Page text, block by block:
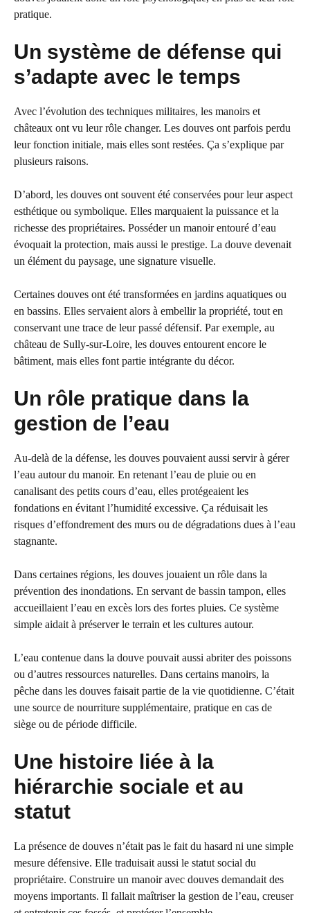
pratique.
Un système de défense qui
s’adapte avec le temps
Avec l’évolution des techniques militaires, les manoirs et
châteaux ont vu leur rôle changer. Les douves ont parfois perdu
leur fonction initiale, mais elles sont restées. Ça s’explique par
plusieurs raisons.
D’abord, les douves ont souvent été conservées pour leur aspect
esthétique ou symbolique. Elles marquaient la puissance et la
richesse des propriétaires. Posséder un manoir entouré d’eau
évoquait la protection, mais aussi le prestige. La douve devenait
un élément du paysage, une signature visuelle.
Certaines douves ont été transformées en jardins aquatiques ou
en bassins. Elles servaient alors à embellir la propriété, tout en
conservant une trace de leur passé défensif. Par exemple, au
château de Sully-sur-Loire, les douves entourent encore le
bâtiment, mais elles font partie intégrante du décor.
Un rôle pratique dans la
gestion de l’eau
Au-delà de la défense, les douves pouvaient aussi servir à gérer
l’eau autour du manoir. En retenant l’eau de pluie ou en
canalisant des petits cours d’eau, elles protégeaient les
fondations en évitant l’humidité excessive. Ça réduisait les
risques d’effondrement des murs ou de dégradations dues à l’eau
stagnante.
Dans certaines régions, les douves jouaient un rôle dans la
prévention des inondations. En servant de bassin tampon, elles
accueillaient l’eau en excès lors des fortes pluies. Ce système
simple aidait à préserver le terrain et les cultures autour.
L’eau contenue dans la douve pouvait aussi abriter des poissons
ou d’autres ressources naturelles. Dans certains manoirs, la
pêche dans les douves faisait partie de la vie quotidienne. C’était
une source de nourriture supplémentaire, pratique en cas de
siège ou de période difficile.
Une histoire liée à la
hiérarchie sociale et au
statut
La présence de douves n’était pas le fait du hasard ni une simple
mesure défensive. Elle traduisait aussi le statut social du
propriétaire. Construire un manoir avec douves demandait des
moyens importants. Il fallait maîtriser la gestion de l’eau, creuser